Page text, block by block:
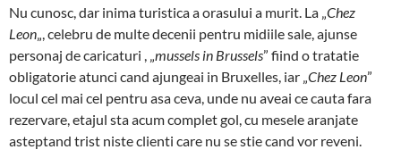
Nu cunosc, dar inima turistica a orasului a murit. La „Chez
Leon„, celebru de multe decenii pentru midiile sale, ajunse
personaj de caricaturi , „mussels in Brussels” fiind o tratatie
obligatorie atunci cand ajungeai in Bruxelles, iar „Chez Leon”
locul cel mai cel pentru asa ceva, unde nu aveai ce cauta fara
rezervare, etajul sta acum complet gol, cu mesele aranjate
asteptand trist niste clienti care nu se stie cand vor reveni.